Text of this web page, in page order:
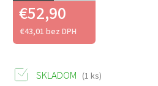
€52,90
€43,01 bez DPH
SKLADOM (1 ks)